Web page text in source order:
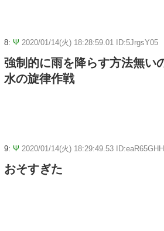
8: Ψ 2020/01/14(火) 18:28:59.01 ID:5JrgsY05
強制的に雨を降らす方法無い
水の旋律作戦
9: Ψ 2020/01/14(火) 18:29:49.53 ID:eaR65GHH
おそすぎた